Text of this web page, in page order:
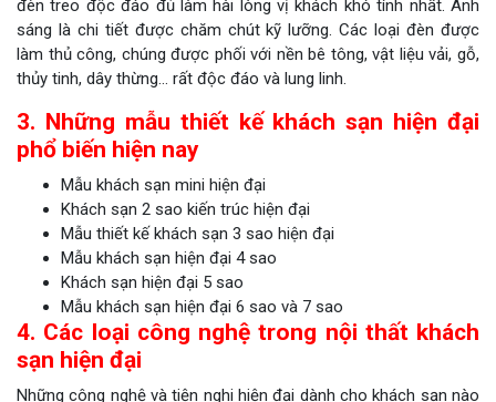
đèn treo độc đáo đủ làm hài lòng vị khách khó tính nhất. Ánh
sáng là chi tiết được chăm chút kỹ lưỡng. Các loại đèn được
làm thủ công, chúng được phối với nền bê tông, vật liệu vải, gỗ,
thủy tinh, dây thừng… rất độc đáo và lung linh.
3. Những mẫu thiết kế khách sạn hiện đại
phổ biến hiện nay
Mẫu khách sạn mini hiện đại
Khách sạn 2 sao kiến trúc hiện đại
Mẫu thiết kế khách sạn 3 sao hiện đại
Mẫu khách sạn hiện đại 4 sao
Khách sạn hiện đại 5 sao
Mẫu khách sạn hiện đại 6 sao và 7 sao
4. Các loại công nghệ trong nội thất khách
sạn hiện đại
Những công nghệ và tiện nghi hiện đại dành cho khách sạn nào